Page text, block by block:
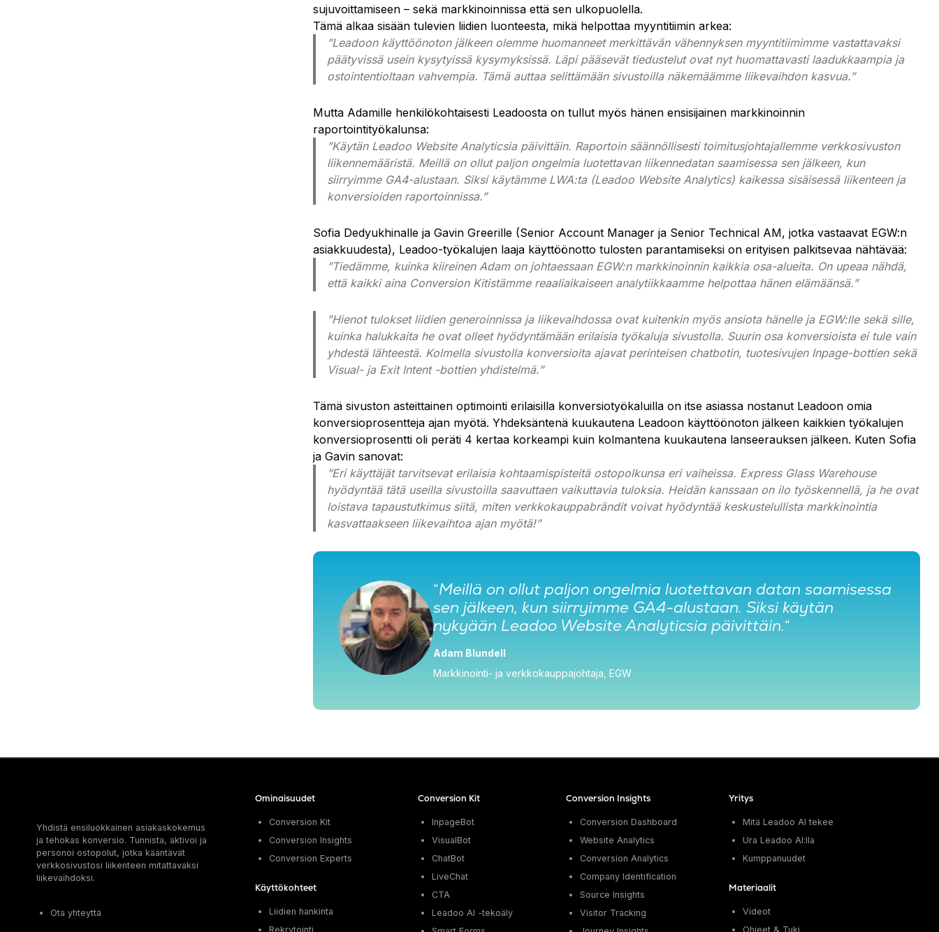
sujuvoittamiseen – sekä markkinoinnissa että sen ulkopuolella.
Tämä alkaa sisään tulevien liidien luonteesta, mikä helpottaa myyntitiimin arkea:
”Leadoon käyttöönoton jälkeen olemme huomanneet merkittävän vähennyksen myyntitiimimme vastattavaksi
päätyvissä usein kysytyissä kysymyksissä. Läpi pääsevät tiedustelut ovat nyt huomattavasti laadukkaampia ja
ostointentioltaan vahvempia. Tämä auttaa selittämään sivustoilla näkemäämme liikevaihdon kasvua.”
Mutta Adamille henkilökohtaisesti Leadoosta on tullut myös hänen ensisijainen markkinoinnin
raportointityökalunsa:
”Käytän Leadoo Website Analyticsia päivittäin. Raportoin säännöllisesti toimitusjohtajallemme verkkosivuston
liikennemääristä. Meillä on ollut paljon ongelmia luotettavan liikennedatan saamisessa sen jälkeen, kun
siirryimme GA4-alustaan. Siksi käytämme LWA:ta (Leadoo Website Analytics) kaikessa sisäisessä liikenteen ja
konversioiden raportoinnissa.”
Sofia Dedyukhinalle ja Gavin Greerille (Senior Account Manager ja Senior Technical AM, jotka vastaavat EGW:n
asiakkuudesta), Leadoo-työkalujen laaja käyttöönotto tulosten parantamiseksi on erityisen palkitsevaa nähtävää:
”Tiedämme, kuinka kiireinen Adam on johtaessaan EGW:n markkinoinnin kaikkia osa-alueita. On upeaa nähdä,
että kaikki aina Conversion Kitistämme reaaliaikaiseen analytiikkaamme helpottaa hänen elämäänsä.”
”Hienot tulokset liidien generoinnissa ja liikevaihdossa ovat kuitenkin myös ansiota hänelle ja EGW:lle sekä sille,
kuinka halukkaita he ovat olleet hyödyntämään erilaisia työkaluja sivustolla. Suurin osa konversioista ei tule vain
yhdestä lähteestä. Kolmella sivustolla konversioita ajavat perinteisen chatbotin, tuotesivujen Inpage-bottien sekä
Visual- ja Exit Intent -bottien yhdistelmä.”
Tämä sivuston asteittainen optimointi erilaisilla konversiotyökaluilla on itse asiassa nostanut Leadoon omia
konversioprosentteja ajan myötä. Yhdeksäntenä kuukautena Leadoon käyttöönoton jälkeen kaikkien työkalujen
konversioprosentti oli peräti 4 kertaa korkeampi kuin kolmantena kuukautena lanseerauksen jälkeen. Kuten Sofia
ja Gavin sanovat:
”Eri käyttäjät tarvitsevat erilaisia kohtaamispisteitä ostopolkunsa eri vaiheissa. Express Glass Warehouse
hyödyntää tätä useilla sivustoilla saavuttaen vaikuttavia tuloksia. Heidän kanssaan on ilo työskennellä, ja he ovat
loistava tapaustutkimus siitä, miten verkkokauppabrändit voivat hyödyntää keskustelullista markkinointia
kasvattaakseen liikevaihtoa ajan myötä!”
“Meillä on ollut paljon ongelmia luotettavan datan saamisessa
sen jälkeen, kun siirryimme GA4-alustaan. Siksi käytän
nykyään Leadoo Website Analyticsia päivittäin.“
Adam Blundell
Markkinointi- ja verkkokauppajohtaja, EGW
Yhdistä ensiluokkainen asiakaskokemus
ja tehokas konversio. Tunnista, aktivoi ja
personoi ostopolut, jotka kääntävät
verkkosivustosi liikenteen mitattavaksi
liikevaihdoksi.
Ota yhteyttä
Ominaisuudet
Conversion Kit
Conversion Insights
Conversion Experts
Käyttökohteet
Liidien hankinta
Rekrytointi
Conversion Kit
InpageBot
VisualBot
ChatBot
LiveChat
CTA
Leadoo AI -tekoäly
Conversion Insights
Conversion Dashboard
Website Analytics
Conversion Analytics
Company Identification
Source Insights
Visitor Tracking
Yritys
Mitä Leadoo AI tekee
Ura Leadoo AI:lla
Kumppanuudet
Materiaalit
Videot
Ohjeet & Tuki